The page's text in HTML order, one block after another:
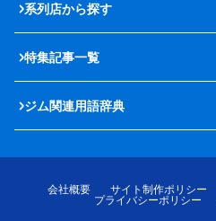
系列店から探す
特集記事一覧
ジム関連用語辞典
会社概要 サイト制作ポリシー
プライバシーポリシー